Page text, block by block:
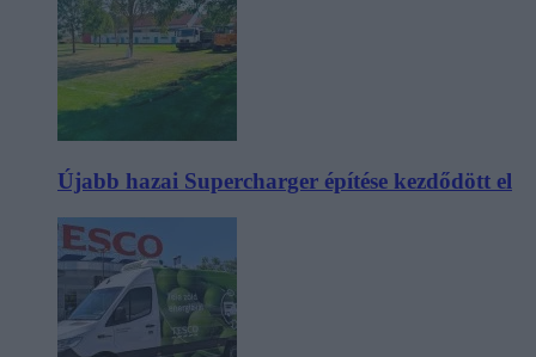
Újabb hazai Supercharger építése kezdődött el